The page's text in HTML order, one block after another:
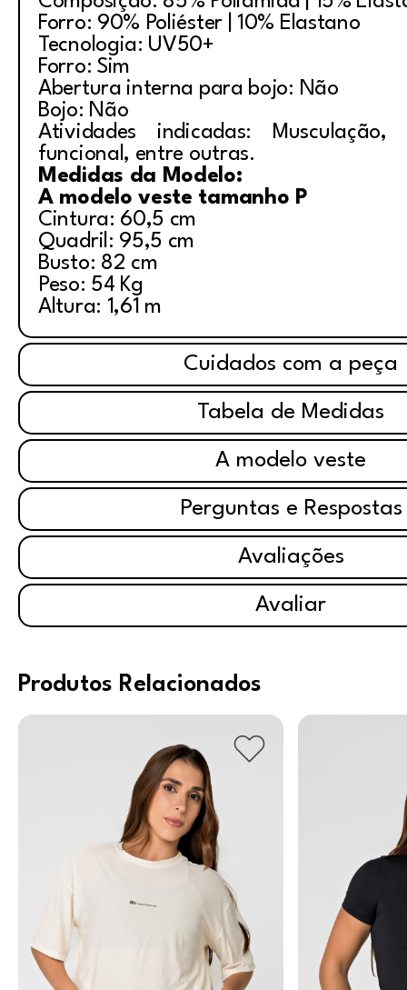
Forro: 90% Poliéster | 10% Elastano
Tecnologia: UV50+
Forro: Sim
Abertura interna para bojo: Não
Bojo: Não
Atividades indicadas:
funcional, entre outras.
Medidas da Modelo:
A modelo veste tamanho P
Cintura: 60,5 cm
Quadril: 95,5 cm
Busto: 82 cm
Peso: 54 Kg
Altura: 1,61 m
Cuidados com a peça
Tabela de Medidas
A modelo veste
Perguntas e Respostas
Avaliações
Avaliar
Produtos Relacionados